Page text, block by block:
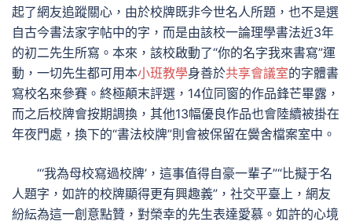
起了網友追蹤關心，由於校牌既非今世名人所題，也不是選
自古今書法家字帖中的字，而是由該校一論理學書法近3年
的初二先生所寫。本來，該校啟動了“你的名字我來書寫”運
動，一切先生都可用本小班教學身善於共享會議室的字體書
寫校名來參賽。終極顛末評選，14位同窗的作品鋒芒畢露，
而之后校牌會按期調換，其他13幅優良作品也會陸續被掛在
年夜門處，換下的“書法校牌”則會被保留在黌舍檔案室中。
“‘我為母校寫過校牌’，這事值得自豪一輩子”“比擬于名
人題字，如許的校牌顯得更有興趣義”，社交平臺上，網友
紛紜為這一創意點贊，對榮幸的先生表達愛慕。如許的心境